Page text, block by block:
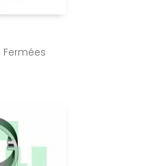
Fermées